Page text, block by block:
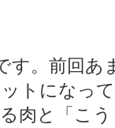
す。前回
トになっ
肉と「こ